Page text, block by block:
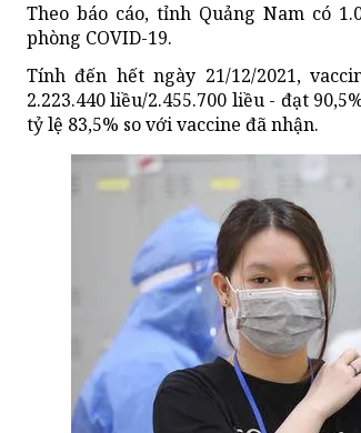
Theo báo cáo, tỉnh Quảng Nam có
phòng COVID-19.
Tính đến hết ngày 21/12/2021,
2.223.440 liều/2.455.700 liều - đạt
tỷ lệ 83,5% so với vaccine đã nhận.